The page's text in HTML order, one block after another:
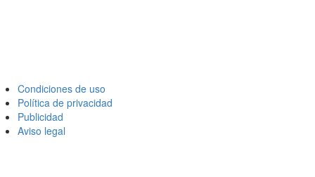
Condiciones de uso
Política de privacidad
Publicidad
Aviso legal